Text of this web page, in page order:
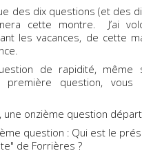
des dix questions (et des
cette montre. J’ai
les vacances, de cette
de rapidité, même
question, vous
une onzième question
question : Qui est le
de Forrières ?